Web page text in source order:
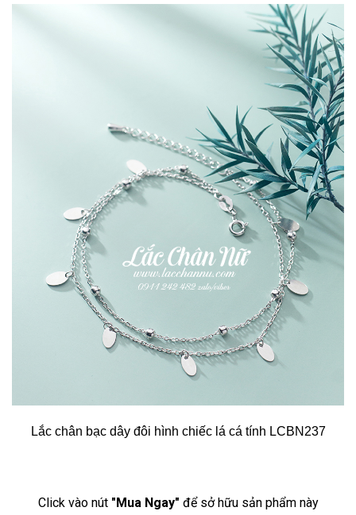
Lắc chân bạc dây đôi hình chiếc lá cá tính LCBN237
Click vào nút "Mua Ngay" để sở hữu sản phẩm này